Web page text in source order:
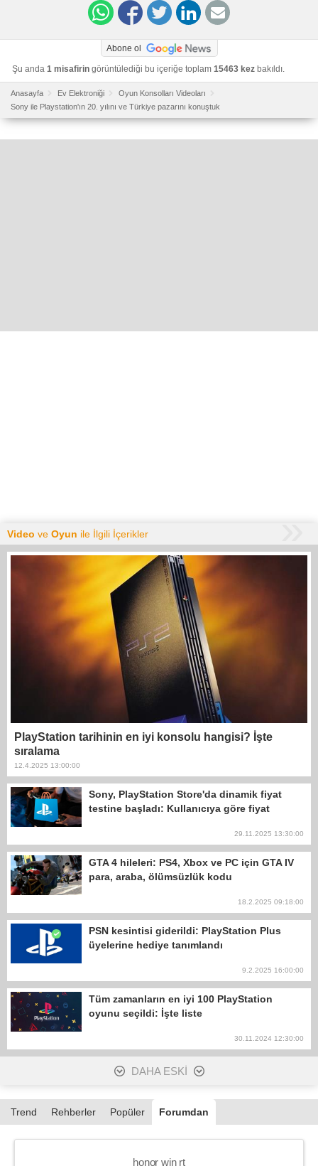
Abone ol
Şu anda 1 misafirin görüntülediği bu içeriğe toplam 15463 kez bakıldı.
Anasayfa Ev Elektroniği
Oyun Konsolları Videoları
Sony ile Playstation'ın 20. yılını ve Türkiye pazarını konuştuk
Video ve Oyun ile İlgili İçerikler
PlayStation tarihinin en iyi konsolu hangisi? İşte
sıralama
12.4.2025 13:00:00
Sony, PlayStation Store'da dinamik fiyat
testine başladı: Kullanıcıya göre fiyat
29.11.2025 13:30:00
GTA 4 hileleri: PS4, Xbox ve PC için GTA IV
para, araba, ölümsüzlük kodu
18.2.2025 09:18:00
PSN kesintisi giderildi: PlayStation Plus
üyelerine hediye tanımlandı
9.2.2025 16:00:00
Tüm zamanların en iyi 100 PlayStation
oyunu seçildi: İşte liste
30.11.2024 12:30:00
DAHA ESKİ
Trend Rehberler Popüler Forumdan
honor win rt